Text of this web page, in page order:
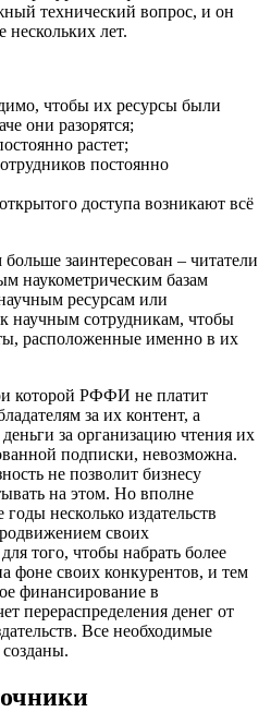
технический вопрос, и он
лет.
чтобы их ресурсы были
они разорятся;
растет;
постоянно
доступа возникают всё
заинтересован – читатели
наукометрическим базам
ресурсам или
научным сотрудникам, чтобы
расположенные именно в их
которой РФФИ не платит
за их контент, а
за организацию чтения их
подписки, невозможна.
не позволит бизнесу
на этом. Но вполне
несколько издательств
своих
того, чтобы набрать более
фоне своих конкурентов, и тем
финансирование в
перераспределения денег от
Все необходимые